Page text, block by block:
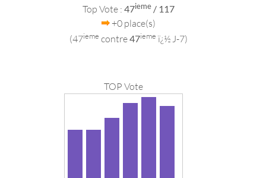
Top Vote : 47ieme/ 117
+0 place(s)
(47ieme contre47ieme ï¿½ J-7)
TOP Vote